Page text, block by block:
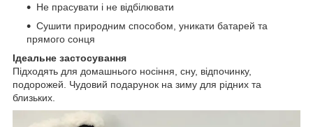
Не прасувати і не відбілювати
Сушити природним способом, уникати батарей та
прямого сонця
Ідеальне застосування
Підходять для домашнього носіння, сну, відпочинку,
подорожей. Чудовий подарунок на зиму для рідних та
близьких.